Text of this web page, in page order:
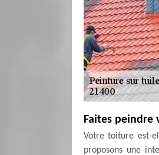
Faites peindre
Votre toiture est-
proposons une